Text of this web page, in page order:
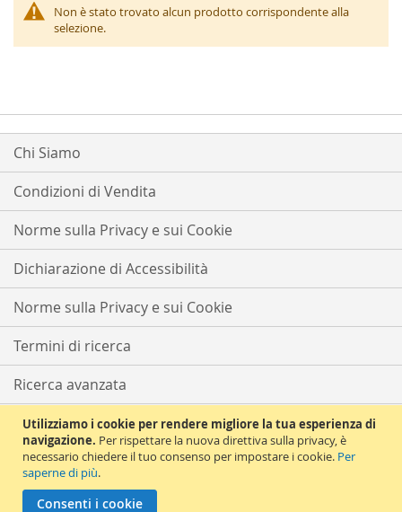
Utilizziamo i cookie per rendere migliore la tua esperienza di
navigazione. Per rispettare la nuova direttiva sulla privacy, è
necessario chiedere il tuo consenso per impostare i cookie. Per
saperne di più.
Consenti i cookie
Non è stato trovato alcun prodotto corrispondente alla
selezione.
Chi Siamo
Condizioni di Vendita
Norme sulla Privacy e sui Cookie
Dichiarazione di Accessibilità
Norme sulla Privacy e sui Cookie
Termini di ricerca
Ricerca avanzata
Ordini e resi
Contattaci
Copyright © 2021 Solema Tutti i diritti riservati | Partita iva e CF